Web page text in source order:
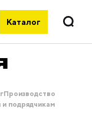
Каталог
Производство
подрядчикам